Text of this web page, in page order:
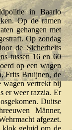
in Baarlo
Op de ramen
gehangen met
Op zondag
de Sicherheits
tussen 16 en 60
op een wagen
Frits Bruijnen, de
wagen vertrekt bij
er weer razzia. Er
Duitse
Männer,
afgezet.